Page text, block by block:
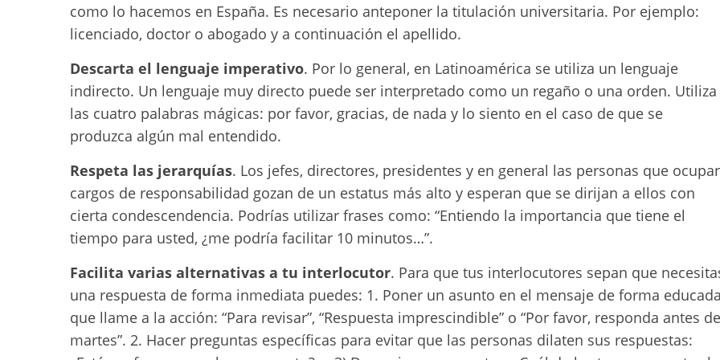
como lo hacemos en España. Es necesario anteponer la titulación universitaria. Por ejemplo:
licenciado, doctor o abogado y a continuación el apellido.
Descarta el lenguaje imperativo. Por lo general, en Latinoamérica se utiliza un lenguaje
indirecto. Un lenguaje muy directo puede ser interpretado como un regaño o una orden. Utiliza
las cuatro palabras mágicas: por favor, gracias, de nada y lo siento en el caso de que se
produzca algún mal entendido.
Respeta las jerarquías. Los jefes, directores, presidentes y en general las personas que
cargos de responsabilidad gozan de un estatus más alto y esperan que se dirijan a ellos con
cierta condescendencia. Podrías utilizar frases como: “Entiendo la importancia que tiene el
tiempo para usted, ¿me podría facilitar 10 minutos…”.
Facilita varias alternativas a tu interlocutor. Para que tus interlocutores sepan que
una respuesta de forma inmediata puedes: 1. Poner un asunto en el mensaje de forma educada
que llame a la acción: “Para revisar”, “Respuesta imprescindible” o “Por favor, responda antes
martes”. 2. Hacer preguntas específicas para evitar que las personas dilaten sus respuestas: